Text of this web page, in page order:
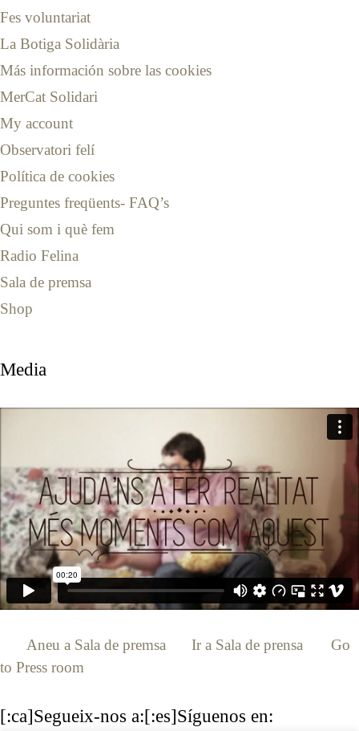
Fes voluntariat
La Botiga Solidària
Más información sobre las cookies
MerCat Solidari
My account
Observatori felí
Política de cookies
Preguntes freqüents- FAQ’s
Qui som i què fem
Radio Felina
Sala de premsa
Shop
Media
Aneu a Sala de premsa Ir a Sala de prensa
Go
to Press room
[:ca]Segueix-nos a:[:es]Síguenos en: